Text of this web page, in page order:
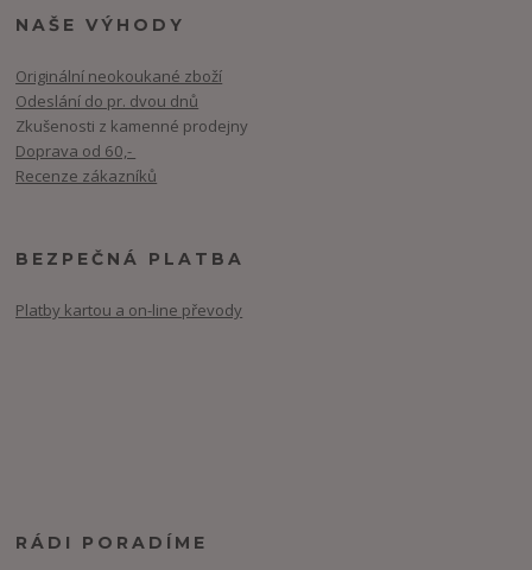
NAŠE VÝHODY
Originální neokoukané zboží
Odeslání do pr. dvou dnů
Zkušenosti z kamenné prodejny
Doprava od 60,-
Recenze zákazníků
BEZPEČNÁ PLATBA
Platby kartou a on-line převody
RÁDI PORADÍME